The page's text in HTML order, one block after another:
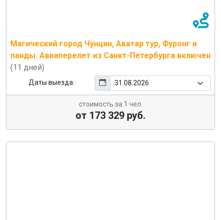
Магический город Чунцин, Аватар тур, Фуронг и
панды. Авиаперелет из Санкт-Петербурга включен
(11 дней)
Даты выезда:
стоимость за 1 чел.
от 173 329 руб.